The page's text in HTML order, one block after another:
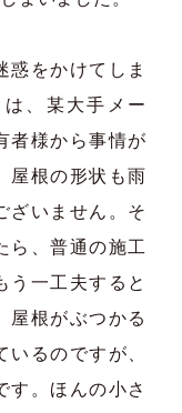
惑をかけてしま
、某大手メー
者様から事情が
屋根の形状も雨
ざいません。そ
ら、普通の施工
う一工夫すると
屋根がぶつかる
るのですが、
す。ほんの小さ